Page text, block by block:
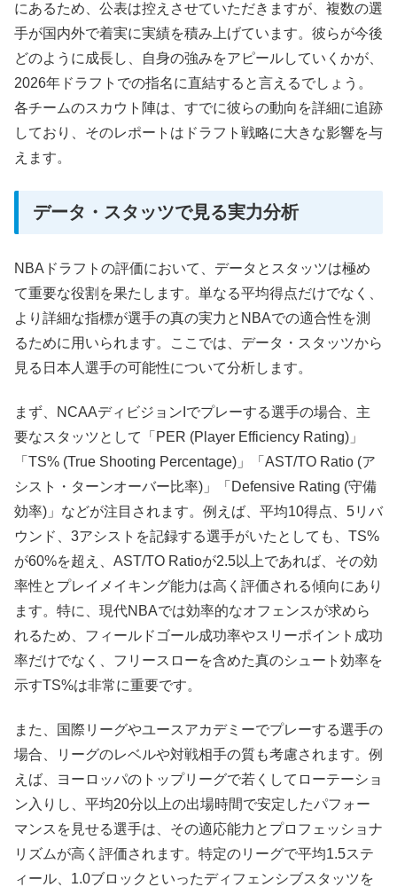
にあるため、公表は控えさせていただきますが、複数の選
手が国内外で着実に実績を積み上げています。彼らが今後
どのように成長し、自身の強みをアピールしていくかが、
2026年ドラフトでの指名に直結すると言えるでしょう。
各チームのスカウト陣は、すでに彼らの動向を詳細に追跡
しており、そのレポートはドラフト戦略に大きな影響を与
えます。
データ・スタッツで見る実力分析
NBAドラフトの評価において、データとスタッツは極め
て重要な役割を果たします。単なる平均得点だけでなく、
より詳細な指標が選手の真の実力とNBAでの適合性を測
るために用いられます。ここでは、データ・スタッツから
見る日本人選手の可能性について分析します。
まず、NCAAディビジョンIでプレーする選手の場合、主
要なスタッツとして「PER (Player Efficiency Rating)」
「TS% (True Shooting Percentage)」「AST/TO Ratio (ア
シスト・ターンオーバー比率)」「Defensive Rating (守備
効率)」などが注目されます。例えば、平均10得点、5リバ
ウンド、3アシストを記録する選手がいたとしても、TS%
が60%を超え、AST/TO Ratioが2.5以上であれば、その効
率性とプレイメイキング能力は高く評価される傾向にあり
ます。特に、現代NBAでは効率的なオフェンスが求めら
れるため、フィールドゴール成功率やスリーポイント成功
率だけでなく、フリースローを含めた真のシュート効率を
示すTS%は非常に重要です。
また、国際リーグやユースアカデミーでプレーする選手の
場合、リーグのレベルや対戦相手の質も考慮されます。例
えば、ヨーロッパのトップリーグで若くしてローテーショ
ン入りし、平均20分以上の出場時間で安定したパフォー
マンスを見せる選手は、その適応能力とプロフェッショナ
リズムが高く評価されます。特定のリーグで平均1.5ステ
ィール、1.0ブロックといったディフェンシブスタッツを